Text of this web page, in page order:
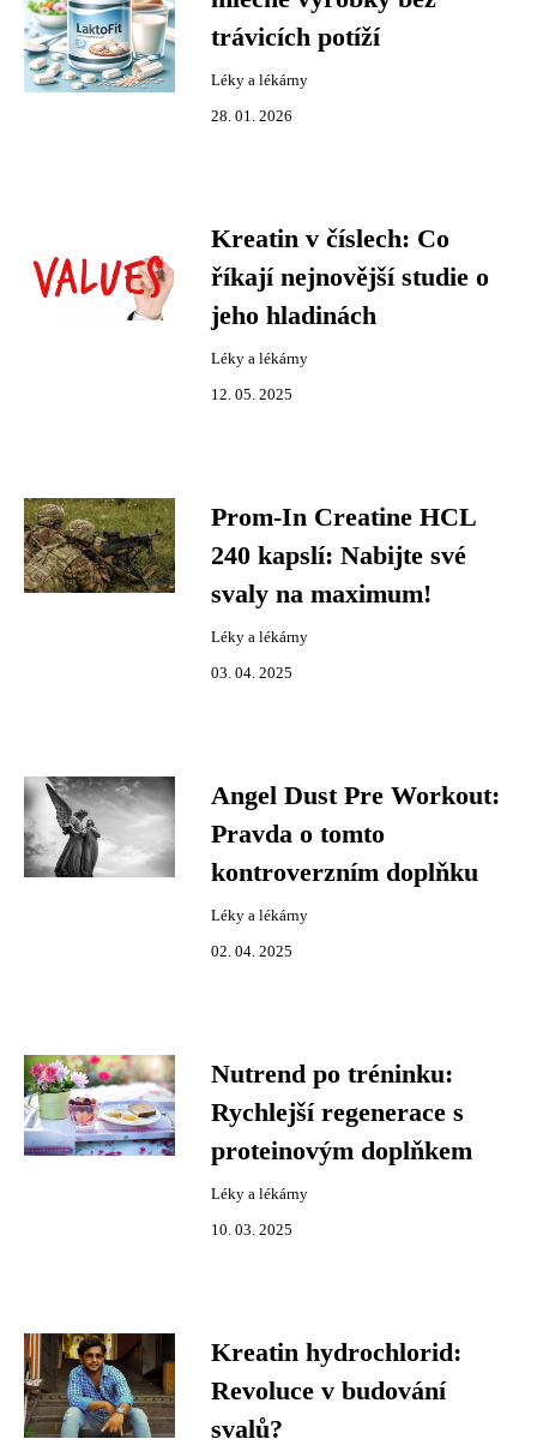
trávicích potíží
Léky a lékárny
28. 01. 2026
Kreatin v číslech: Co
říkají nejnovější studie o
jeho hladinách
Léky a lékárny
12. 05. 2025
Prom-In Creatine HCL
240 kapslí: Nabijte své
svaly na maximum!
Léky a lékárny
03. 04. 2025
Angel Dust Pre Workout:
Pravda o tomto
kontroverzním doplňku
Léky a lékárny
02. 04. 2025
Nutrend po tréninku:
Rychlejší regenerace s
proteinovým doplňkem
Léky a lékárny
10. 03. 2025
Kreatin hydrochlorid:
Revoluce v budování
svalů?